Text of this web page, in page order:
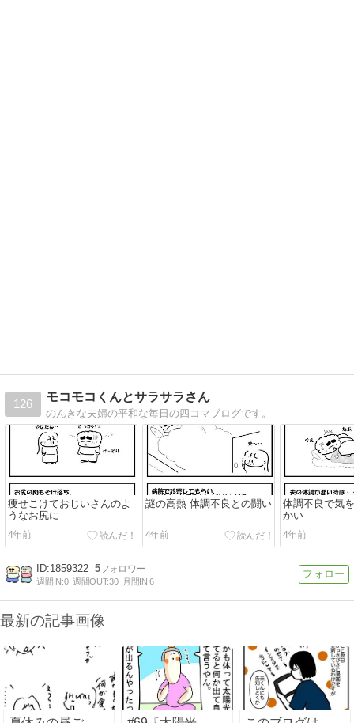
126
モコモコくんとサラサラさん
のんきな夫婦の平和な毎日の四コマブログです。
痩せこけておじいさんのよ
うなお尻に
4年前
謎の高熱 体調不良との闘い
4年前
体調不良で気
かい
4年前
1859322 5
週間IN:0 週間OUT:30 月間IN:6
最新の記事画像